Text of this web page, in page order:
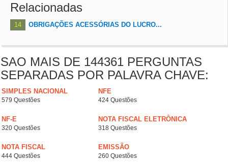
Relacionadas
14 OBRIGAÇÕES ACESSÓRIAS DO LUCRO...
SAO MAIS DE 144361 PERGUNTAS
SEPARADAS POR PALAVRA CHAVE:
SIMPLES NACIONAL
579 Questões
NFE
424 Questões
NF-E
320 Questões
NOTA FISCAL ELETRÔNICA
318 Questões
NOTA FISCAL
444 Questões
EMISSÃO
260 Questões